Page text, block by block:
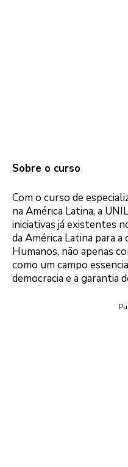
Sobre o curso
Com o curso de
na América Latina, a
iniciativas já existentes
da América Latina para
Humanos, não apenas
como um campo
democracia e a garantia